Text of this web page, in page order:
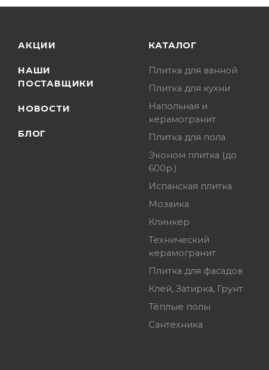
АКЦИИ
НАШИ
ПОСТАВЩИКИ
НОВОСТИ
БЛОГ
КАТАЛОГ
Плитка для ванной
Плитка для кухни
Напольная и
керамогранит
Плитка для пола
Эконом плитка (до
600р.)
Испанская плитка
Мозаика
Клинкер
Технический
керамогранит
Плитка для фасадов
Клей, Затирка, Грунт
Тёплые полы
Сантехника